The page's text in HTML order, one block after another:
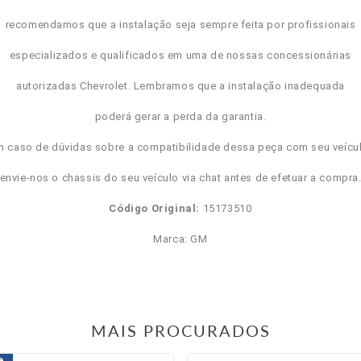
recomendamos que a instalação seja sempre feita por profissionais
especializados e qualificados em uma de nossas concessionárias
autorizadas Chevrolet. Lembramos que a instalação inadequada
poderá gerar a perda da garantia.
caso de dúvidas sobre a compatibilidade dessa peça com seu
envie-nos o chassis do seu veículo via chat antes de efetuar a compra.
Código Original: 15173510
Marca: GM
MAIS PROCURADOS